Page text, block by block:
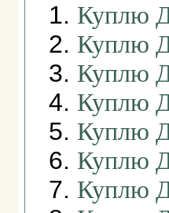
1. Куплю
2. Куплю
3. Куплю
4. Куплю
5. Куплю
6. Куплю
7. Куплю